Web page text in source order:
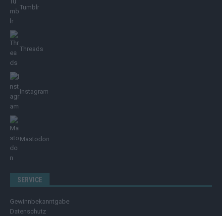
Tumblr
Threads
Instagram
Mastodon
SERVICE
Gewinnbekanntgabe
Datenschutz